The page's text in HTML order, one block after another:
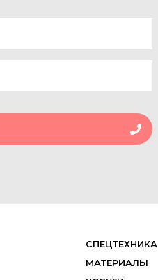
СПЕЦТЕХНИКА
МАТЕРИАЛЫ